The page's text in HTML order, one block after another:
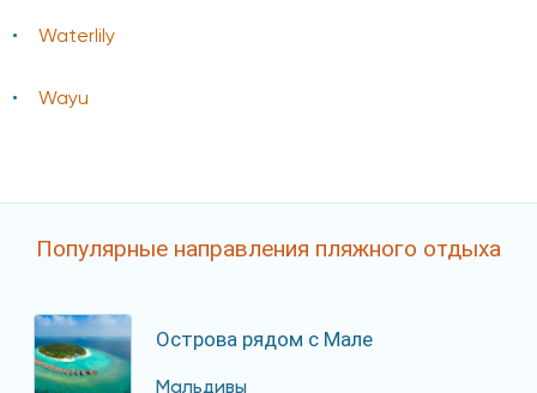
Waterlily
Wayu
Популярные направления пляжного отдыха
Острова рядом с Мале
Мальдивы